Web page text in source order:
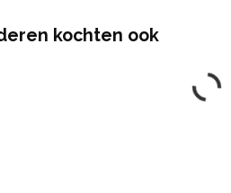
kochten ook